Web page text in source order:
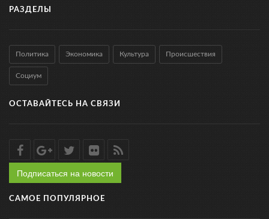
РАЗДЕЛЫ
Политика Экономика Культура Происшествия
Социум
ОСТАВАЙТЕСЬ НА СВЯЗИ
Подписаться на новости
САМОЕ ПОПУЛЯРНОЕ